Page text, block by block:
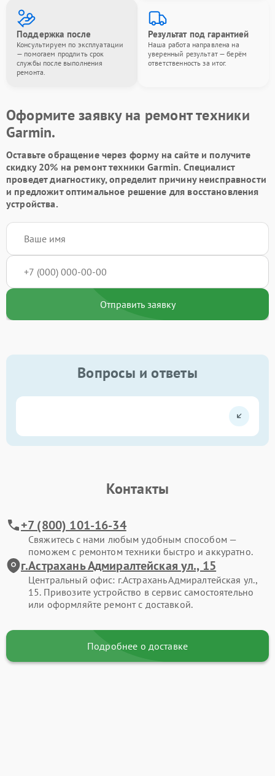
Поддержка после
Консультируем по эксплуатации
— помогаем продлить срок
службы после выполнения
ремонта.
Результат под гарантией
Наша работа направлена на
уверенный результат — берём
ответственность за итог.
Оформите заявку на ремонт техники
Garmin.
Оставьте обращение через форму на сайте и получите
скидку 20% на ремонт техники Garmin. Специалист
проведет диагностику, определит причину неисправности
и предложит оптимальное решение для восстановления
устройства.
Отправить заявку
Вопросы и ответы
Контакты
+7 (800) 101-16-34
Свяжитесь с нами любым удобным способом —
поможем с ремонтом техники быстро и аккуратно.
г.Астрахань Адмиралтейская ул., 15
Центральный офис: г.Астрахань Адмиралтейская ул.,
15. Привозите устройство в сервис самостоятельно
или оформляйте ремонт с доставкой.
Подробнее о доставке